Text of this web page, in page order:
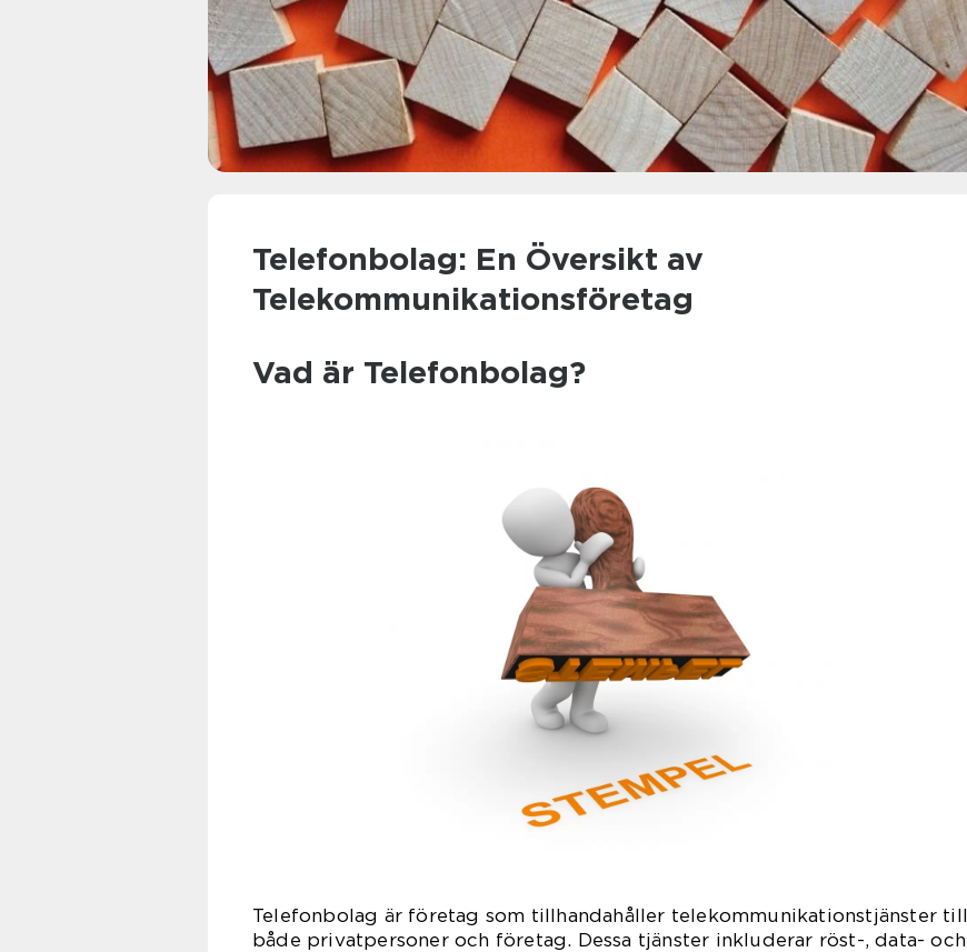
Telefonbolag: En Översikt av
Telekommunikationsföretag
Vad är Telefonbolag?
Telefonbolag är företag som tillhandahåller telekommunikationstjänster till
både privatpersoner och företag. Dessa tjänster inkluderar röst-, data- och